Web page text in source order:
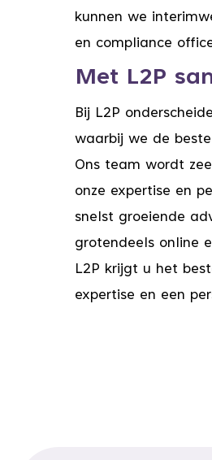
kunnen we
en compliance
Met L2P
Bij L2P
waarbij we de
Ons team wordt
onze expertise en
snelst groeiende
grotendeels online
L2P krijgt u het
expertise en een